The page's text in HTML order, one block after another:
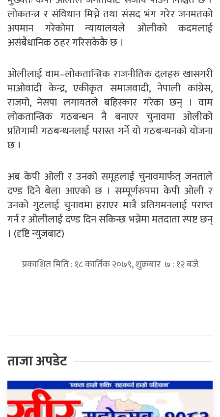
लोकतन्त्र र संविधान मिच्ने तथा संसद भंग गरेर जनमतको
अपमान गरेकोमा न्यायालयले ओलीको कदमलाई
असंबैधानिक ठहर गरिसकेकै छ ।
ओलीलाई वाम–लोकतान्त्रिक राजनीतिक दलहरु खासगरी
माओवादी केन्द्र, एकीकृत समाजवादी, नेपाली कांग्रेस,
राजमो, नेसपा लगायतले बहिस्कार गरेका छन् । वाम
लोकतान्त्रिक गठबन्धन नै बनाएर चुनावमा ओलीको
प्रतिगामी गठबन्धनलाई परास्त गर्ने यो गठबन्धनको योजना
छ ।
अब केपी ओली र उनको समूहलाई चुनावमार्फत् जनताले
दण्ड दिने बेला आएको छ । सम्पूर्णरुपमा केपी ओली र
उनको गुटलाई चुनावमा हराएर मात्रै प्रतिगमनलाई पराष्त
गर्न र ओलीलाई दण्ड दिन सकिन्छ भन्नेमा मतदाता स्पष्ट छन्
। (दृष्टि न्युजबाट)
प्रकाशित मिति : १८ कार्तिक २०७९, शुक्रबार ७ : १२ बजे
ताजा अपडेट